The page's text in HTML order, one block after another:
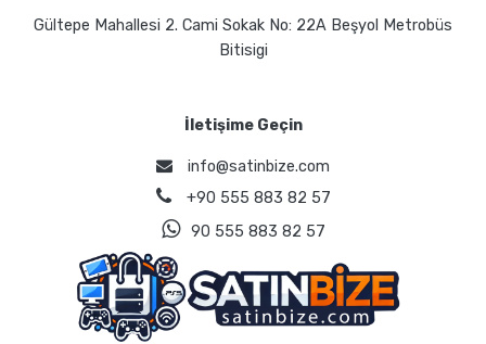
Gültepe Mahallesi 2. Cami Sokak No: 22A Beşyol Metrobüs
Bitisigi
İletişime Geçin
info@satinbize.com
+90 555 883 82 57
90 555 883 82 57